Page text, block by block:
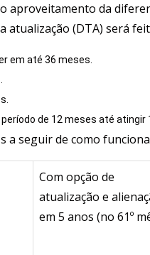
aproveitamento da
atualização (DTA) será
em até 36 meses.
de 12 meses até atingir
a seguir de como
Com opção de
atualização e
em 5 anos (no 61º